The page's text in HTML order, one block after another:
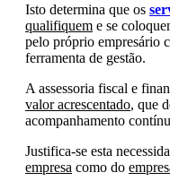
Isto determina que os
qualifiquem e se
pelo próprio empresário
ferramenta de gestão.
A assessoria fiscal e
valor acrescentado, que
acompanhamento
Justifica-se esta
empresa como do